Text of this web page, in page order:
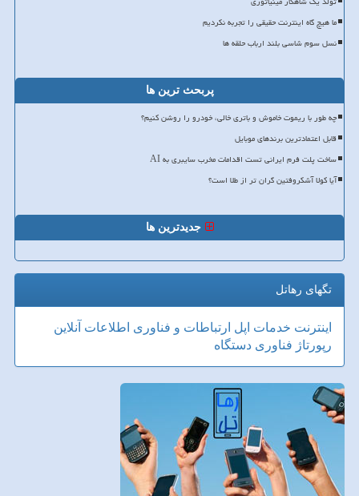
ما هیچ گاه اینترنت حقیقی را تجربه نکردیم
نسل سوم شاسی بلند ارباب حلقه ها
پربحث ترین ها
چه طور با ریموت خاموش و باتری خالی، خودرو را روشن کنیم؟
قابل اعتمادترین برندهای موبایل
ساخت پلت فرم ایرانی تست اقدامات مخرب سایبری به AI
آیا کولا آشکروفتین گران تر از طلا است؟
جدیدترین ها
تگهای رهاتل
اینترنت خدمات اپل ارتباطات و فناوری اطلاعات آنلاین
رپورتاژ فناوری دستگاه